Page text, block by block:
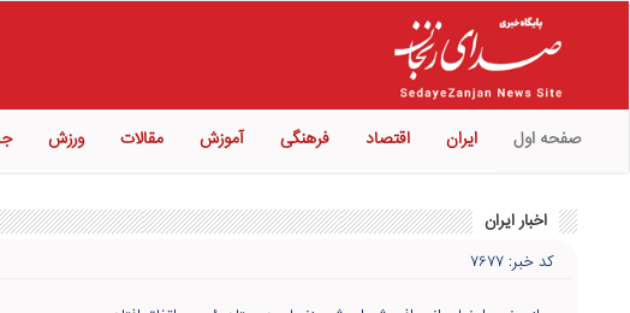
صفحه اول ایران اقتصاد فرهنگی آموزش مقالات ورزش
اخبار ایران
کد خبر: ۷۶۷۷